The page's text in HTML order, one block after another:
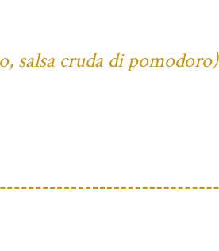
salsa cruda di pomodoro)